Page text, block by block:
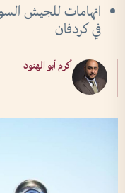
اتهامات للجيش
في كردفان
أكرم أبو الهنود